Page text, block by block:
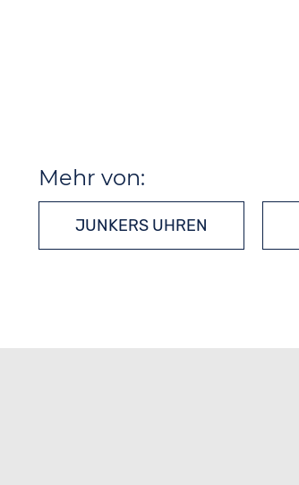
Mehr von:
JUNKERS UHREN